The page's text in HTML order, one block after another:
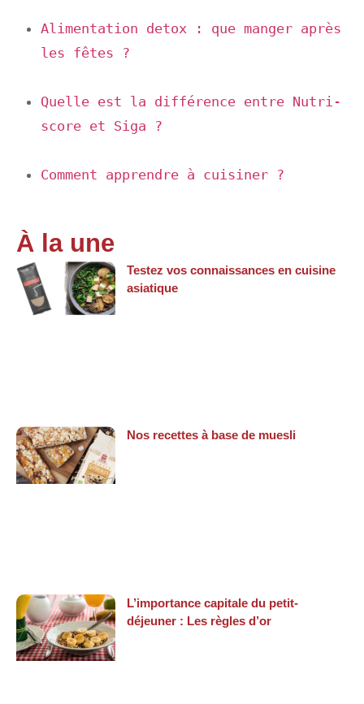
Alimentation detox : que manger après
les fêtes ?
Quelle est la différence entre Nutri-
score et Siga ?
Comment apprendre à cuisiner ?
À la une
Testez vos connaissances en cuisine
asiatique
Nos recettes à base de muesli
L’importance capitale du petit-
déjeuner : Les règles d’or